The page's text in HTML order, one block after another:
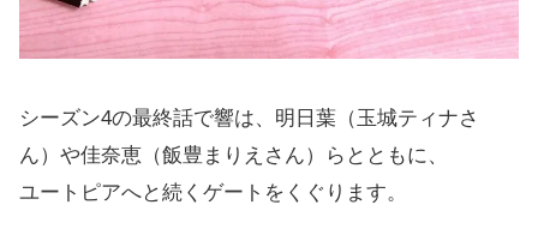
シーズン4の最終話で響は、明日葉（玉城ティナさ
ん）や佳奈恵（飯豊まりえさん）らとともに、
ユートピアへと続くゲートをくぐります。